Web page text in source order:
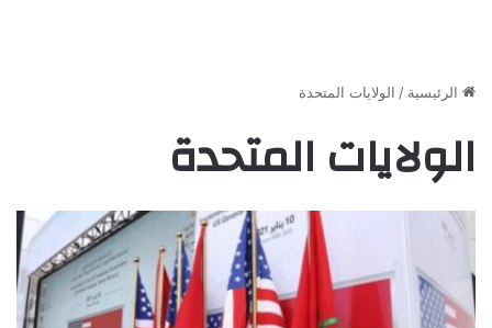
الرئيسية / الولايات المتحدة
الولايات المتحدة